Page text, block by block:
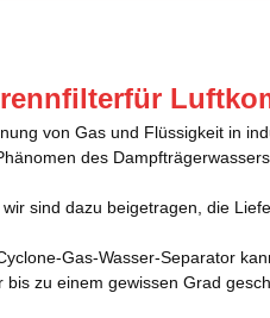
für
von Gas und Flüssigkeit in
des
sind dazu beigetragen, die
Gas-Wasser-Separator
zu einem gewissen Grad